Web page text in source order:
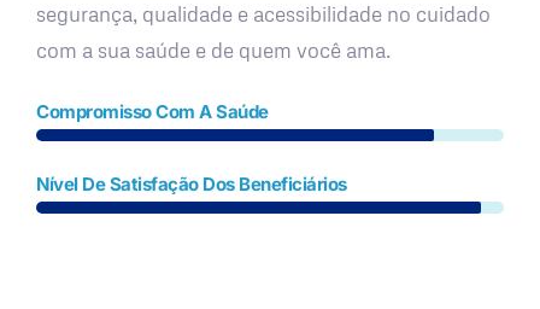
segurança, qualidade e acessibilidade no cuidado
com a sua saúde e de quem você ama.
Compromisso Com A Saúde
Nível De Satisfação Dos Beneficiários